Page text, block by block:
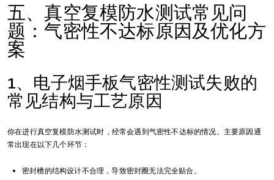
五、真空复模防水测试常见问
题：气密性不达标原因及优化方
案
1、电子烟手板气密性测试失败的
常见结构与工艺原因
你在进行真空复模防水测试时，经常会遇到气密性不达标的情况。主要原因通
常出现在以下几个环节：
密封槽的结构设计不合理，导致密封圈无法完全贴合。